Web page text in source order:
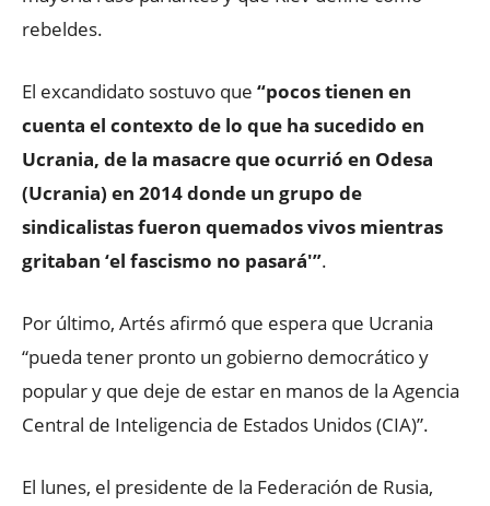
rebeldes.
El excandidato sostuvo que “pocos tienen en
cuenta el contexto de lo que ha sucedido en
Ucrania, de la masacre que ocurrió en Odesa
(Ucrania) en 2014 donde un grupo de
sindicalistas fueron quemados vivos mientras
gritaban ‘el fascismo no pasará'”.
Por último, Artés afirmó que espera que Ucrania
“pueda tener pronto un gobierno democrático y
popular y que deje de estar en manos de la Agencia
Central de Inteligencia de Estados Unidos (CIA)”.
El lunes, el presidente de la Federación de Rusia,